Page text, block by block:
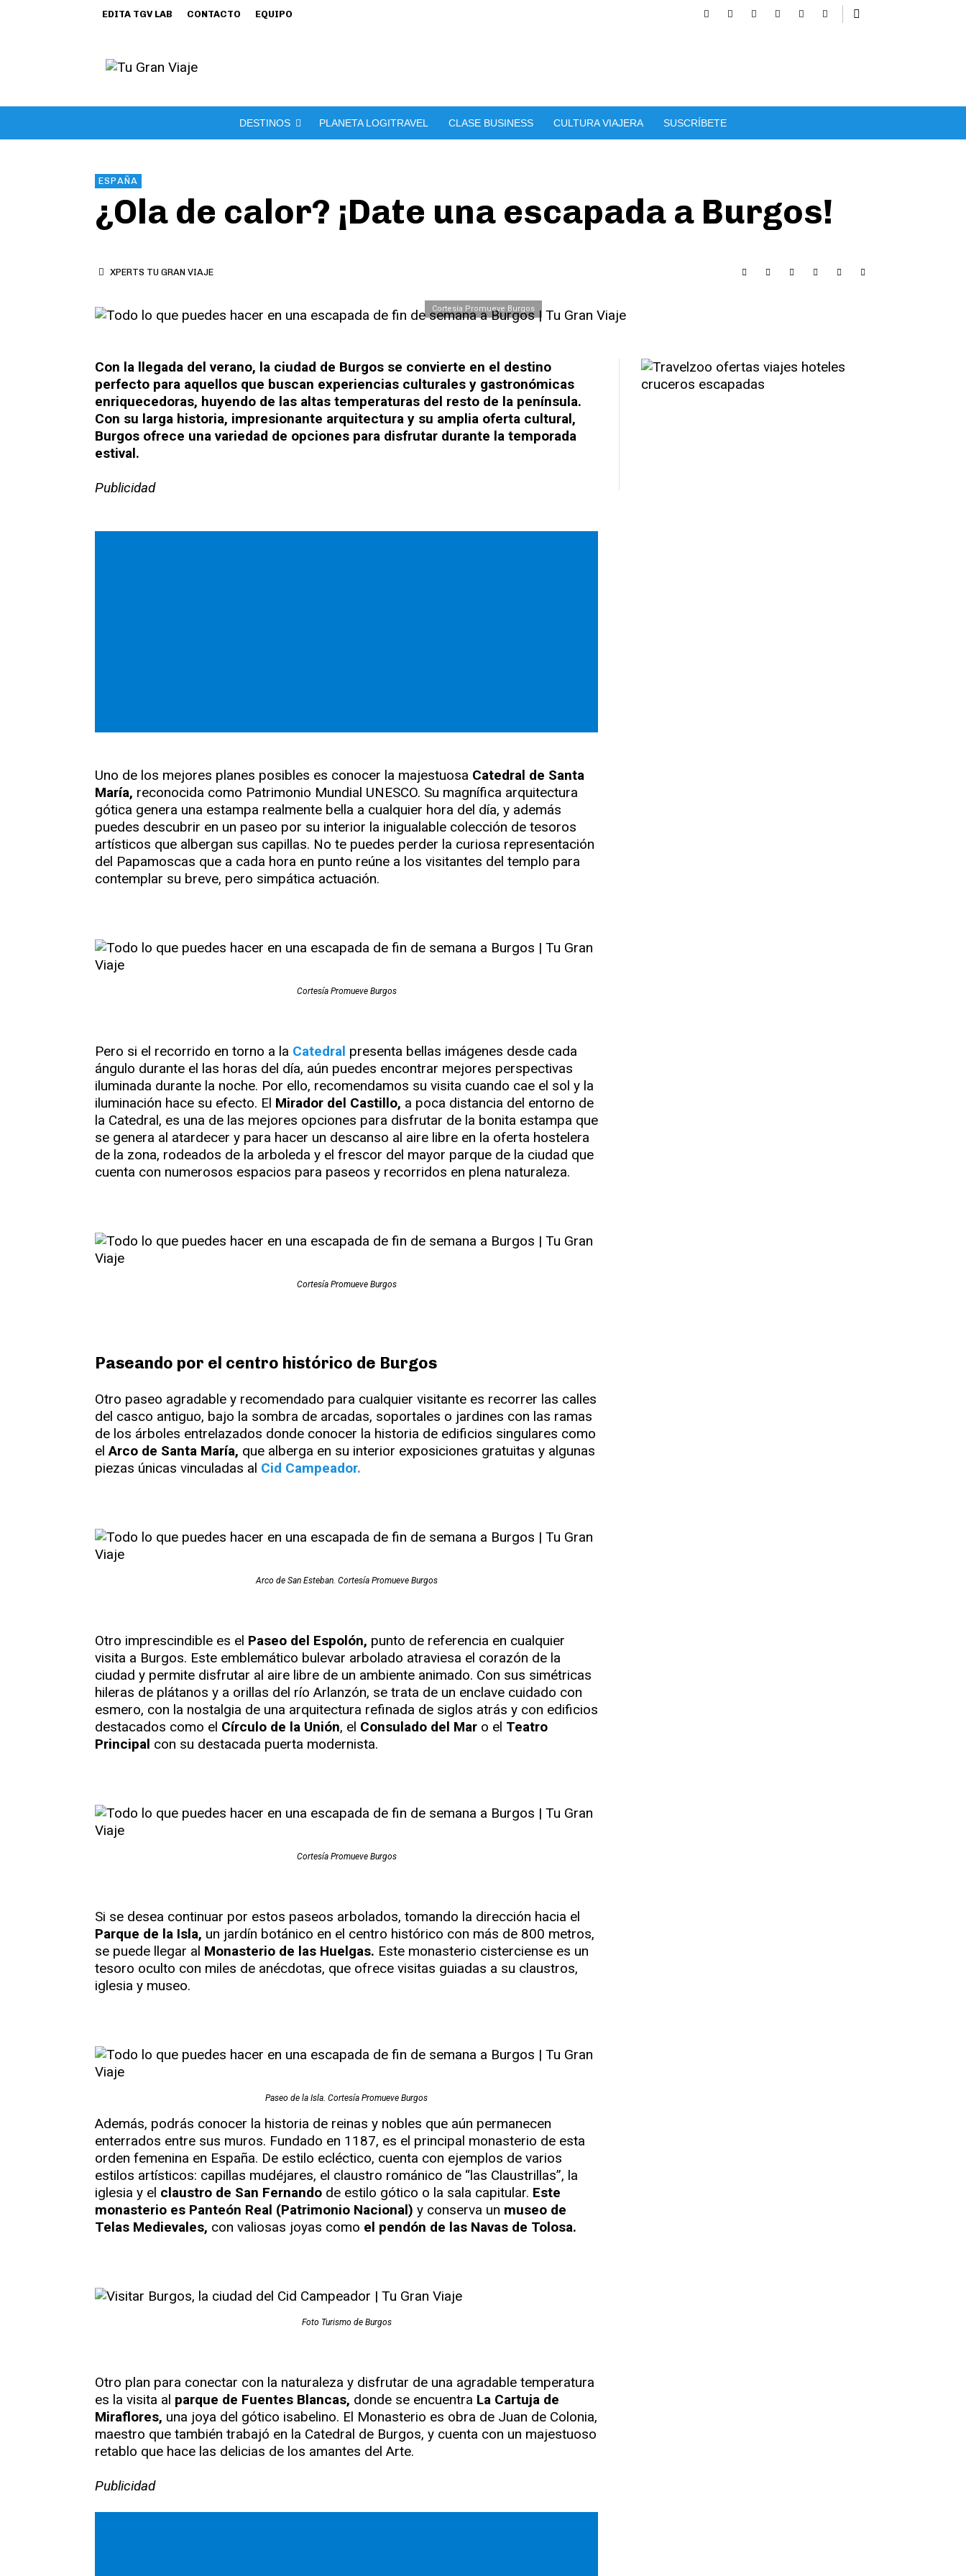
EDITA TGV LAB CONTACTO EQUIPO
DESTINOS PLANETA LOGITRAVEL CLASE BUSINESS CULTURA VIAJERA SUSCRÍBETE
ESPAÑA
¿Ola de calor? ¡Date una escapada a Burgos!
XPERTS TU GRAN VIAJE
Cortesía Promueve Burgos
Con la llegada del verano, la ciudad de Burgos se convierte en el destino
perfecto para aquellos que buscan experiencias culturales y gastronómicas
enriquecedoras, huyendo de las altas temperaturas del resto de la península.
Con su larga historia, impresionante arquitectura y su amplia oferta cultural,
Burgos ofrece una variedad de opciones para disfrutar durante la temporada
estival.
Publicidad
Uno de los mejores planes posibles es conocer la majestuosa Catedral de Santa
María, reconocida como Patrimonio Mundial UNESCO. Su magnífica arquitectura
gótica genera una estampa realmente bella a cualquier hora del día, y además
puedes descubrir en un paseo por su interior la inigualable colección de tesoros
artísticos que albergan sus capillas. No te puedes perder la curiosa representación
del Papamoscas que a cada hora en punto reúne a los visitantes del templo para
contemplar su breve, pero simpática actuación.
Cortesía Promueve Burgos
Pero si el recorrido en torno a la Catedral presenta bellas imágenes desde cada
ángulo durante el las horas del día, aún puedes encontrar mejores perspectivas
iluminada durante la noche. Por ello, recomendamos su visita cuando cae el sol y la
iluminación hace su efecto. El Mirador del Castillo, a poca distancia del entorno de
la Catedral, es una de las mejores opciones para disfrutar de la bonita estampa que
se genera al atardecer y para hacer un descanso al aire libre en la oferta hostelera
de la zona, rodeados de la arboleda y el frescor del mayor parque de la ciudad que
cuenta con numerosos espacios para paseos y recorridos en plena naturaleza.
Cortesía Promueve Burgos
Paseando por el centro histórico de Burgos
Otro paseo agradable y recomendado para cualquier visitante es recorrer las calles
del casco antiguo, bajo la sombra de arcadas, soportales o jardines con las ramas
de los árboles entrelazados donde conocer la historia de edificios singulares como
elArco de Santa María, que alberga en su interior exposiciones gratuitas y algunas
piezas únicas vinculadas al Cid Campeador.
Arco de San Esteban. Cortesía Promueve Burgos
Otro imprescindible es el Paseo del Espolón, punto de referencia en cualquier
visita a Burgos. Este emblemático bulevar arbolado atraviesa el corazón de la
ciudad y permite disfrutar al aire libre de un ambiente animado. Con sus simétricas
hileras de plátanos y a orillas del río Arlanzón, se trata de un enclave cuidado con
esmero, con la nostalgia de una arquitectura refinada de siglos atrás y con edificios
destacados como el Círculo de la Unión, el Consulado del Mar o el Teatro
Principal con su destacada puerta modernista.
Cortesía Promueve Burgos
Si se desea continuar por estos paseos arbolados, tomando la dirección hacia el
Parque de la Isla, un jardín botánico en el centro histórico con más de 800 metros,
se puede llegar al Monasterio de las Huelgas. Este monasterio cisterciense es un
tesoro oculto con miles de anécdotas, que ofrece visitas guiadas a su claustros,
iglesia y museo.
Paseo de la Isla. Cortesía Promueve Burgos
Además, podrás conocer la historia de reinas y nobles que aún permanecen
enterrados entre sus muros. Fundado en 1187, es el principal monasterio de esta
orden femenina en España. De estilo ecléctico, cuenta con ejemplos de varios
estilos artísticos: capillas mudéjares, el claustro románico de “las Claustrillas”, la
iglesia y el claustro de San Fernando de estilo gótico o la sala capitular. Este
monasterio es Panteón Real (Patrimonio Nacional) y conserva un museo de
Telas Medievales, con valiosas joyas como el pendón de las Navas de Tolosa.
Foto Turismo de Burgos
Otro plan para conectar con la naturaleza y disfrutar de una agradable temperatura
es la visita al parque de Fuentes Blancas, donde se encuentra La Cartuja de
Miraflores, una joya del gótico isabelino. El Monasterio es obra de Juan de Colonia,
maestro que también trabajó en la Catedral de Burgos, y cuenta con un majestuoso
retablo que hace las delicias de los amantes del Arte.
Publicidad